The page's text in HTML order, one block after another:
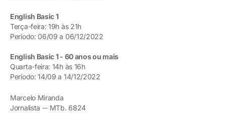
English Basic 1
Terça-feira: 19h às 21h
Período: 06/09 a 06/12/2022
English Basic 1 - 60 anos ou mais
Quarta-feira: 14h às 16h
Período: 14/09 a 14/12/2022
Marcelo Miranda
Jornalista -- MTb. 6824